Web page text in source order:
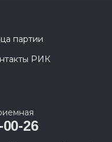
партии
РИК
26